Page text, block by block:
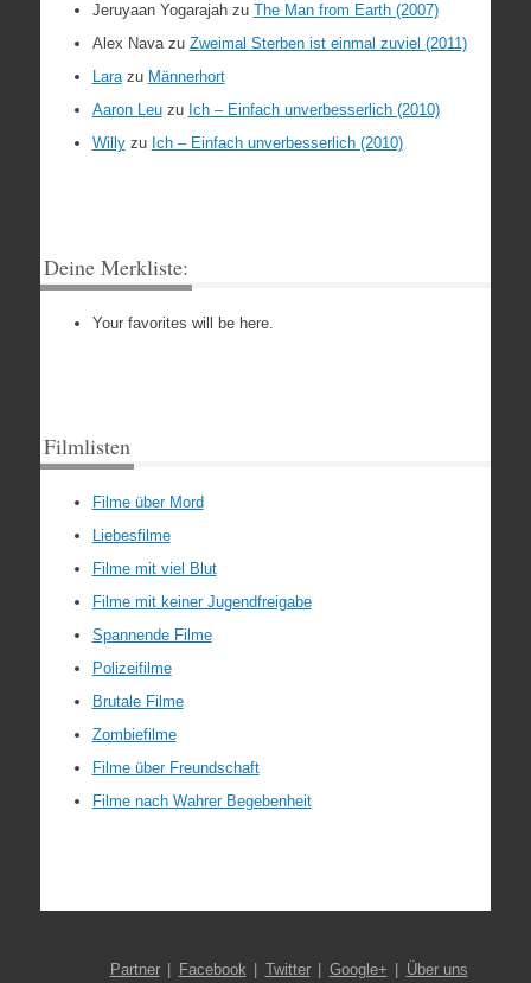
Jeruyaan Yogarajahzu The Man from Earth (2007)
Alex Navazu Zweimal Sterben ist einmal zuviel (2011)
Larazu Männerhort
Aaron Leuzu Ich – Einfach unverbesserlich (2010)
Willyzu Ich – Einfach unverbesserlich (2010)
Deine Merkliste:
Your favorites will be here.
Filmlisten
Filme über Mord
Liebesfilme
Filme mit viel Blut
Filme mit keiner Jugendfreigabe
Spannende Filme
Polizeifilme
Brutale Filme
Zombiefilme
Filme über Freundschaft
Filme nach Wahrer Begebenheit
Partner Facebook Twitter Google+ Über uns